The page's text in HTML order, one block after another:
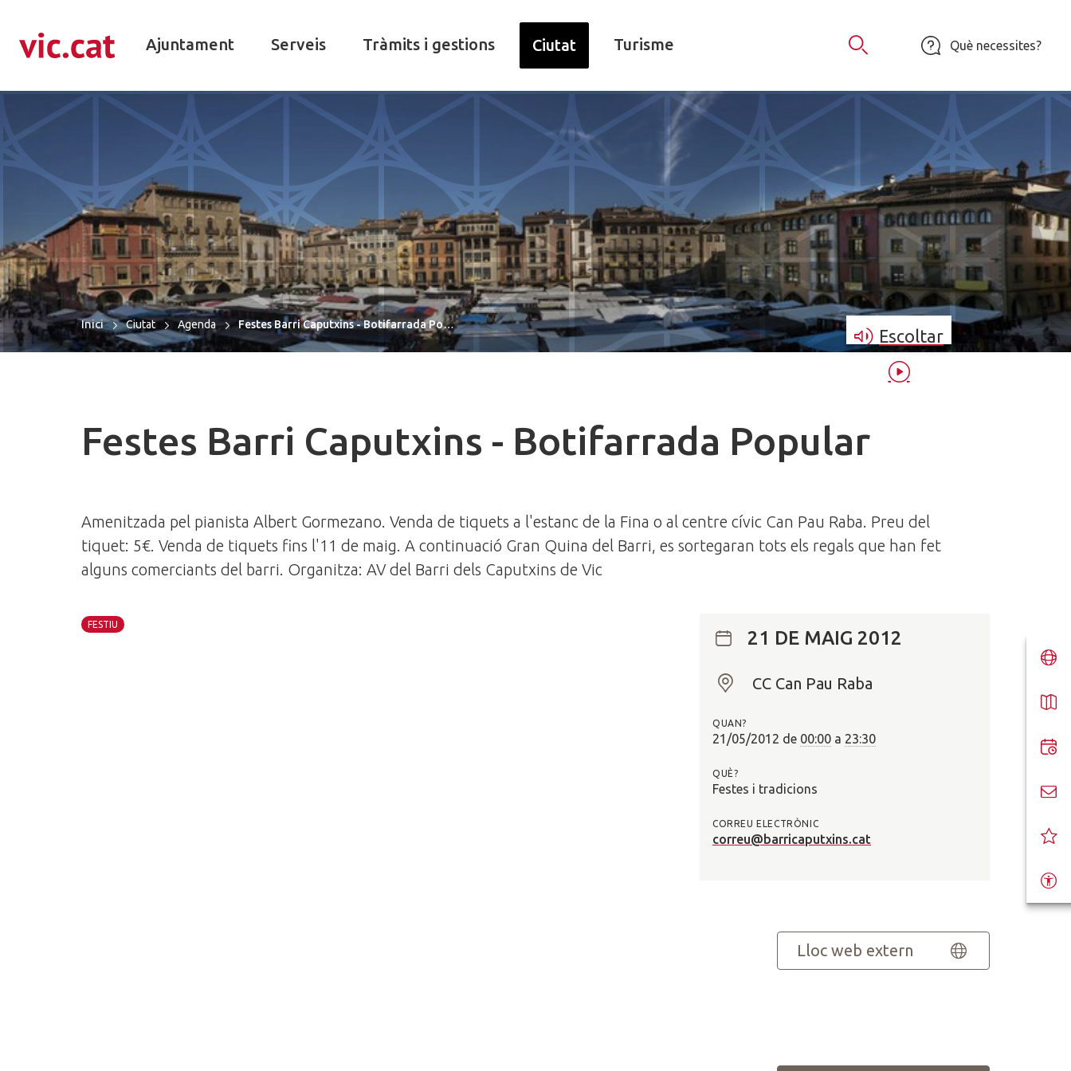
Obrir Cercador
Què necessites?
Ajuntament Serveis Tràmits i gestions Ciutat Turisme
Escoltar
Inici Ciutat Agenda Festes Barri Caputxins - Botifarrada Po…
Festes Barri Caputxins - Botifarrada Popular
Amenitzada pel pianista Albert Gormezano. Venda de tiquets a l'estanc de la Fina o al centre cívic Can Pau Raba. Preu del
tiquet: 5€. Venda de tiquets fins l'11 de maig. A continuació Gran Quina del Barri, es sortegaran tots els regals que han fet
alguns comerciants del barri. Organitza: AV del Barri dels Caputxins de Vic
FESTIU
21 DE MAIG 2012
O
?
CC Can Pau Raba
QUAN?
21/05/2012 de 00:00 a 23:30
QUÈ?
Festes i tradicions
CORREU ELECTRÒNIC
correu@barricaputxins.cat
Lloc web extern